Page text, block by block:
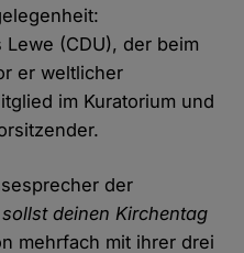
(CDU), der beim
er weltlicher
im Kuratorium und
der
deinen Kirchentag
mehrfach mit ihrer drei